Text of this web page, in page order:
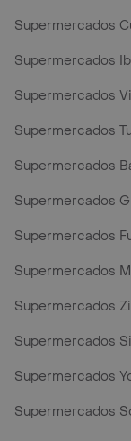
Supermercados
Supermercados
Supermercados
Supermercados
Supermercados
Supermercados
Supermercados
Supermercados
Supermercados
Supermercados
Supermercados
Supermercados